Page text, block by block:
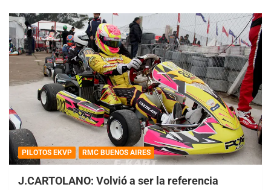
PILOTOS EKVP RMC BUENOS AIRES
J.CARTOLANO: Volvió a ser la referencia